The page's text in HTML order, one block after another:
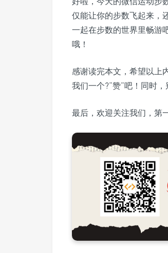
仅能让你的步数飞起来，
一起在步数的世界里畅游
哦！
感谢读完本文，希望以上
我们一个?“赞”吧！同时
最后，欢迎关注我们，第